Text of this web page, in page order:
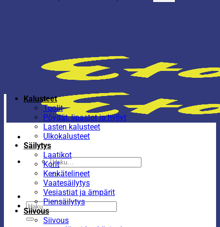
Etsi:
Etsi:
Kalusteet
Tuolit
Pöydät, lipastot ja hyllyt
Lasten kalusteet
Ulkokalusteet
Säilytys
Laatikot
Korit
Kenkätelineet
Vaatesäilytys
Vesiastiat ja ämpärit
Piensäilytys
Siivous
Siivous